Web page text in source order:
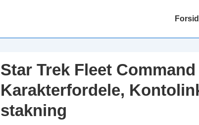
Main
Star Trek Fleet
Karakterfordele,
stakning